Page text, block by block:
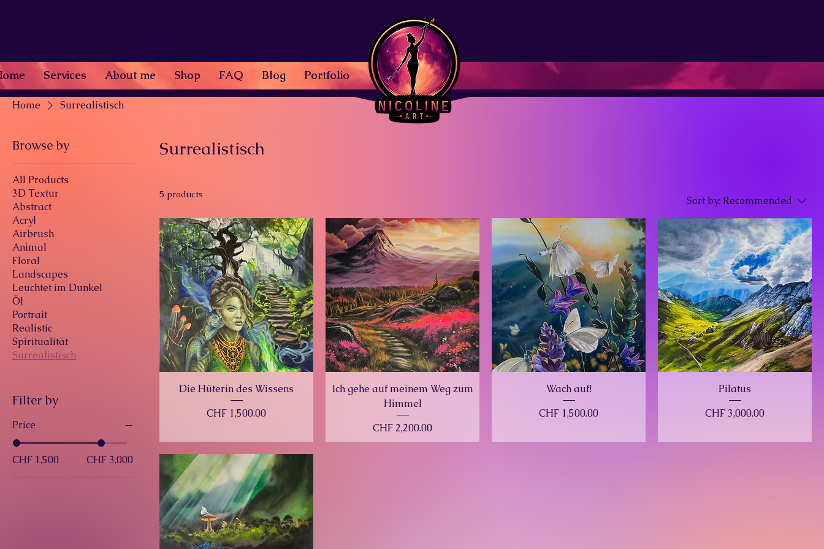
Services About me Shop FAQ Blog Portfolio
Home Surrealistisch
Browse by
All Products
3D Textur
Abstract
Acryl
Airbrush
Animal
Floral
Landscapes
Leuchtet im Dunkel
Öl
Portrait
Realistic
Spiritualität
Surrealistisch
Filter by
Price
CHF 1,500 CHF 3,000
Surrealistisch
5 products Sort by: Recommended
Die Hüterin des Wissens
Price
CHF 1,500.00
Ich gehe auf meinem Weg zum
Himmel
Price
CHF 2,200.00
Wach auf!
Price
CHF 1,500.00
Pilatus
Price
CHF 3,000.00